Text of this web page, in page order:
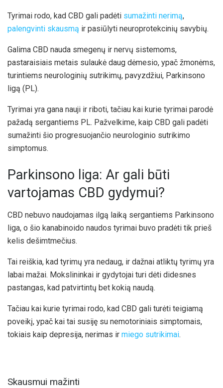
Tyrimai rodo, kad CBD gali padėti sumažinti nerimą,
palengvinti skausmą ir pasiūlyti neuroprotekcinių savybių.
Galima CBD nauda smegenų ir nervų sistemoms,
pastaraisiais metais sulaukė daug dėmesio, ypač žmonėms,
turintiems neurologinių sutrikimų, pavyzdžiui, Parkinsono
ligą (PL).
Tyrimai yra gana nauji ir riboti, tačiau kai kurie tyrimai parodė
pažadą sergantiems PL. Pažvelkime, kaip CBD gali padėti
sumažinti šio progresuojančio neurologinio sutrikimo
simptomus.
Parkinsono liga: Ar gali būti
vartojamas CBD gydymui?
CBD nebuvo naudojamas ilgą laiką sergantiems Parkinsono
liga, o šio kanabinoido naudos tyrimai buvo pradėti tik prieš
kelis dešimtmečius.
Tai reiškia, kad tyrimų yra nedaug, ir dažnai atliktų tyrimų yra
labai mažai. Mokslininkai ir gydytojai turi dėti didesnes
pastangas, kad patvirtintų bet kokią naudą.
Tačiau kai kurie tyrimai rodo, kad CBD gali turėti teigiamą
poveikį, ypač kai tai susiję su nemotoriniais simptomais,
tokiais kaip depresija, nerimas ir miego sutrikimai.
Skausmui mažinti